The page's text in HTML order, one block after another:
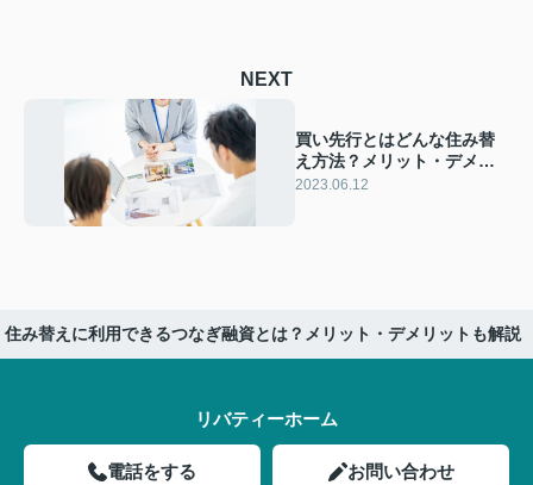
NEXT
買い先行とはどんな住み替
え方法？メリット・デメリ
ットや成功のコツをご紹介
2023.06.12
住み替えに利用できるつなぎ融資とは？メリット・デメリットも解説
リバティーホーム
電話をする お問い合わせ